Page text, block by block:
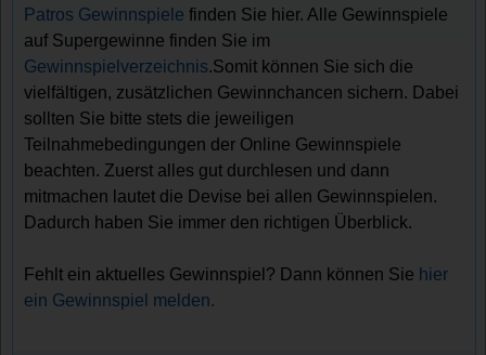
Patros Gewinnspiele finden Sie hier. Alle Gewinnspiele
auf Supergewinne finden Sie im
Gewinnspielverzeichnis.Somit können Sie sich die
vielfältigen, zusätzlichen Gewinnchancen sichern. Dabei
sollten Sie bitte stets die jeweiligen
Teilnahmebedingungen der Online Gewinnspiele
beachten. Zuerst alles gut durchlesen und dann
mitmachen lautet die Devise bei allen Gewinnspielen.
Dadurch haben Sie immer den richtigen Überblick.
Fehlt ein aktuelles Gewinnspiel? Dann können Sie hier
ein Gewinnspiel melden.